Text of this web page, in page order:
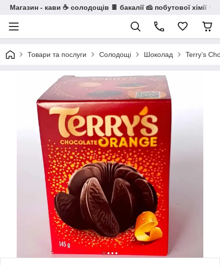
Магазин - кави ☕ солодощів 🍫 бакалії 🧀 побутової хімії 🧼
Товари та послуги Солодощі Шоколад Terry’s